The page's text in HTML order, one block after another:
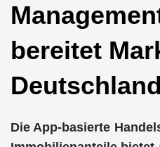
bereitet
Die App-basierte